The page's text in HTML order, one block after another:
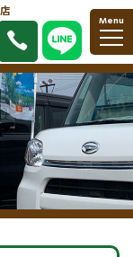
Menu